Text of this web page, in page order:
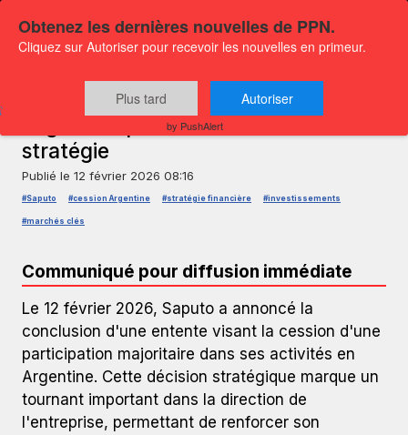
Saputo cède sa participation en
Argentine pour une meilleure
stratégie
Publié le 12 février 2026 08:16
#Saputo #cession Argentine #stratégie financière #investissements
#marchés clés
Communiqué pour diffusion immédiate
Le 12 février 2026, Saputo a annoncé la
conclusion d'une entente visant la cession d'une
participation majoritaire dans ses activités en
Argentine. Cette décision stratégique marque un
tournant important dans la direction de
l'entreprise, permettant de renforcer son
Obtenez les dernières nouvelles de PPN.
Cliquez sur Autoriser pour recevoir les nouvelles en primeur.
Plus tard Autoriser
by PushAlert